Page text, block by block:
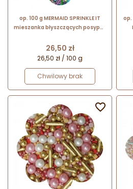
op. 100 g MERMAID SPRINKLE IT
mieszanka błyszczących posypek
spożywczych
Cena
26,50 zł
26,50 zł / 100 g
Chwilowy brak
op.
